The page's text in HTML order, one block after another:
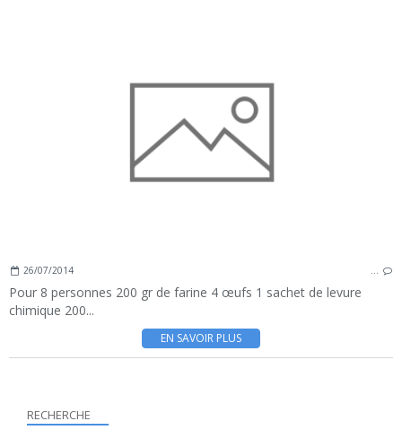
26/07/2014 …
Pour 8 personnes 200 gr de farine 4 œufs 1 sachet de levure
chimique 200...
EN SAVOIR PLUS
RECHERCHE